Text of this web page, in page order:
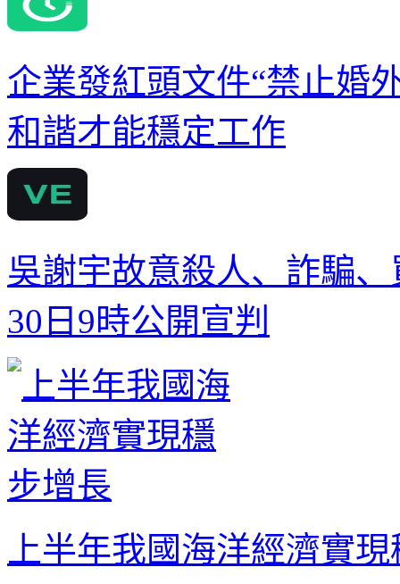
企業發紅頭文件“禁止婚
和諧才能穩定工作
吳謝宇故意殺人、詐騙
30日9時公開宣判
上半年我國海洋經濟實